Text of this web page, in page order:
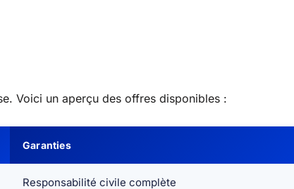
Voici un aperçu des offres disponibles :
Garanties
Responsabilité civile complète